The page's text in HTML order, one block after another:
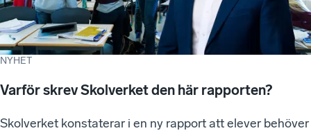
NYHET
Varför skrev Skolverket den här rapporten?
Skolverket konstaterar i en ny rapport att elever behöver